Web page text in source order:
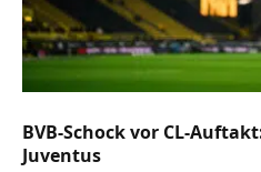
BVB-Schock vor CL-
Juventus